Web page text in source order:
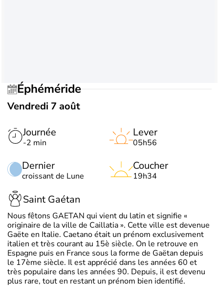
Éphéméride
Vendredi 7 août
Journée
-2 min
Dernier
croissant de Lune
Lever
05h56
Coucher
19h34
Saint Gaétan
Nous fêtons GAETAN qui vient du latin et signifie «
originaire de la ville de Caillatia ». Cette ville est devenue
Gaëte en Italie. Caetano était un prénom exclusivement
italien et très courant au 15è siècle. On le retrouve en
Espagne puis en France sous la forme de Gaëtan depuis
le 17ème siècle. Il est apprécié dans les années 60 et
très populaire dans les années 90. Depuis, il est devenu
plus rare, tout en restant un prénom bien identifié.